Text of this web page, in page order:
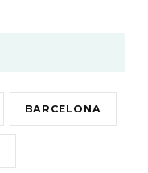
BARCELONA